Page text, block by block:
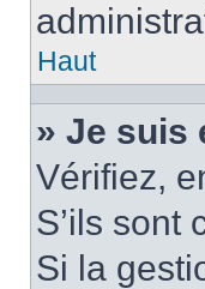
Haut
» Je suis
Vérifiez,
S’ils sont
Si la